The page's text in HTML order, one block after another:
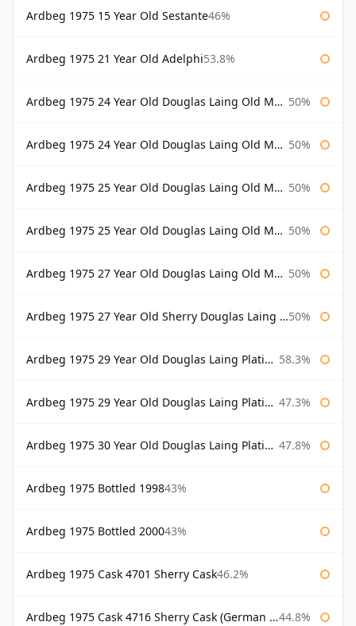
Ardbeg 1975 15 Year Old Sestante46%
Ardbeg 1975 21 Year Old Adelphi53.8%
Ardbeg 1975 24 Year Old Douglas Laing Old Malt Cask 50%
Ardbeg 1975 24 Year Old Douglas Laing Old Malt Cask Bottled 2000 50%
Ardbeg 1975 25 Year Old Douglas Laing Old Malt Cask 50%
Ardbeg 1975 25 Year Old Douglas Laing Old Malt Cask Bottled 2001 50%
Ardbeg 1975 27 Year Old Douglas Laing Old Malt Cask 50%
Ardbeg 1975 27 Year Old Sherry Douglas Laing Old Malt Cask 50%
Ardbeg 1975 29 Year Old Douglas Laing Platinum Selection 58.3%
Ardbeg 1975 29 Year Old Douglas Laing Platinum Selection Bottled 2004 47.3%
Ardbeg 1975 30 Year Old Douglas Laing Platinum Selection 47.8%
Ardbeg 1975 Bottled 199843%
Ardbeg 1975 Bottled 200043%
Ardbeg 1975 Cask 4701 Sherry Cask46.2%
Ardbeg 1975 Cask 4716 Sherry Cask (German Market) 44.8%